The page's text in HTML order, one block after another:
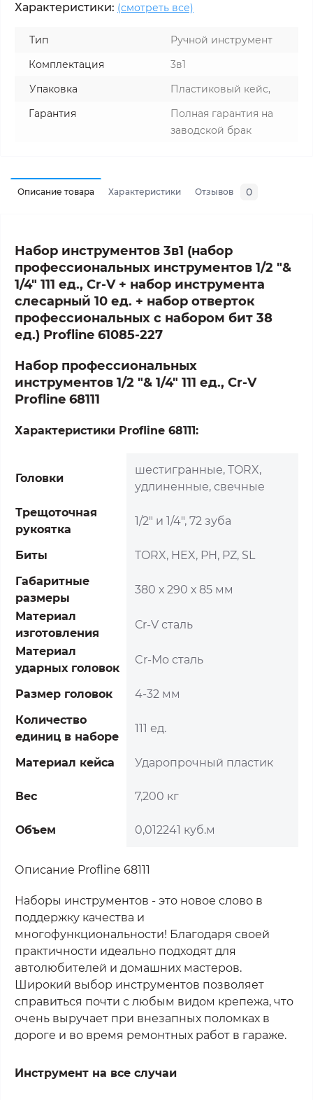
Характеристики: (смотреть все)
Тип
Ручной инструмент
Комплектация
3в1
Упаковка
Пластиковый кейс,
Гарантия
Полная гарантия на
заводской брак
Описание товара Характеристики Отзывов 0
Набор инструментов 3в1 (набор
профессиональных инструментов 1/2 "&
1/4" 111 ед., Cr-V + набор инструмента
слесарный 10 ед. + набор отверток
профессиональных с набором бит 38
ед.) Profline 61085-227
Набор профессиональных
инструментов 1/2 "& 1/4" 111 ед., Cr-V
Profline 68111
Характеристики Profline 68111:
Головки
шестигранные, TORX,
удлиненные, свечные
Трещоточная
рукоятка
1/2" и 1/4", 72 зуба
Биты
TORX, HEX, PH, PZ, SL
Габаритные
размеры
380 х 290 х 85 мм
Материал
изготовления
Сr-V сталь
Материал
ударных головок
Cr-Mo сталь
Размер головок
4-32 мм
Количество
единиц в наборе
111 ед.
Материал кейса Ударопрочный пластик
Вес 7,200 кг
Объем 0,012241 куб.м
Описание Profline 68111
Наборы инструментов - это новое слово в
поддержку качества и
многофункциональности! Благодаря своей
практичности идеально подходят для
автолюбителей и домашних мастеров.
Широкий выбор инструментов позволяет
справиться почти с любым видом крепежа, что
очень выручает при внезапных поломках в
дороге и во время ремонтных работ в гараже.
Инструмент на все случаи